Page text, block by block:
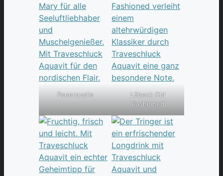
Feuerqualle
Lübeck Old
Fashioned